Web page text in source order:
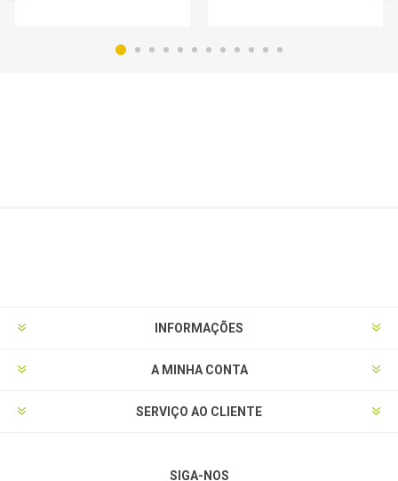
INFORMAÇÕES
A MINHA CONTA
SERVIÇO AO CLIENTE
SIGA-NOS